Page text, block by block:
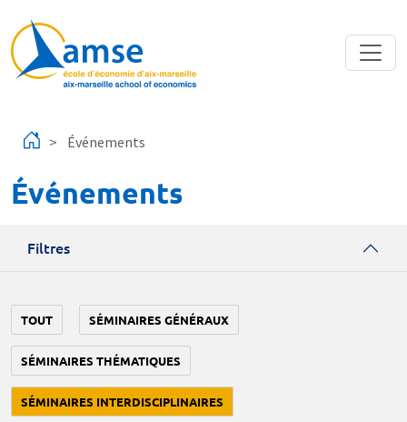
Événements
Événements
Filtres
TOUT SÉMINAIRES GÉNÉRAUX
SÉMINAIRES THÉMATIQUES
SÉMINAIRES INTERDISCIPLINAIRES